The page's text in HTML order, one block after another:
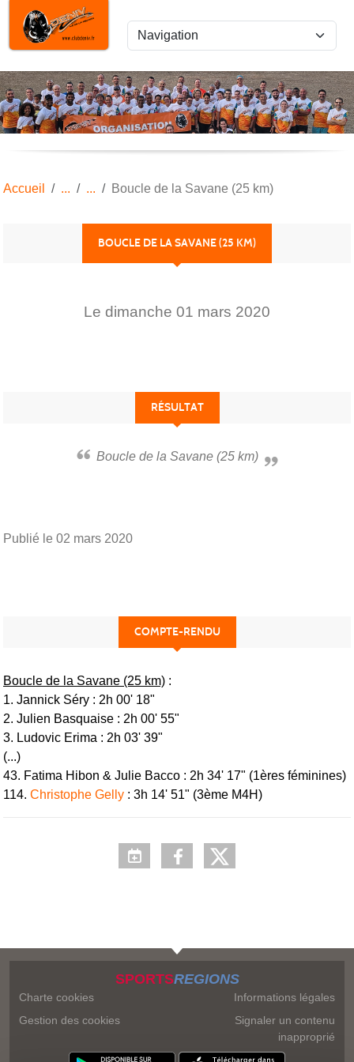
Accueil Boucle de la Savane (25 km)
BOUCLE DE LA SAVANE (25 KM)
Le dimanche 01 mars 2020
RÉSULTAT
Boucle de la Savane (25 km)
Publié le 02 mars 2020
COMPTE-RENDU
Boucle de la Savane (25 km) :
1. Jannick Séry : 2h 00' 18"
2. Julien Basquaise : 2h 00' 55"
3. Ludovic Erima : 2h 03' 39"
(...)
43. Fatima Hibon & Julie Bacco : 2h 34' 17" (1ères féminines)
114. Christophe Gelly : 3h 14' 51" (3ème M4H)
SPORTSREGIONS
Charte cookies
Gestion des cookies
Informations légales
Signaler un contenu
inapproprié
Panneau de gestion des cookies